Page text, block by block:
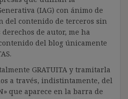
(IAG) con ánimo de
del contenido de terceros sin
de autor, me ha
del blog únicamente
GRATUITA y tramitarla
a través, indistintamente, del
que aparece en la barra de